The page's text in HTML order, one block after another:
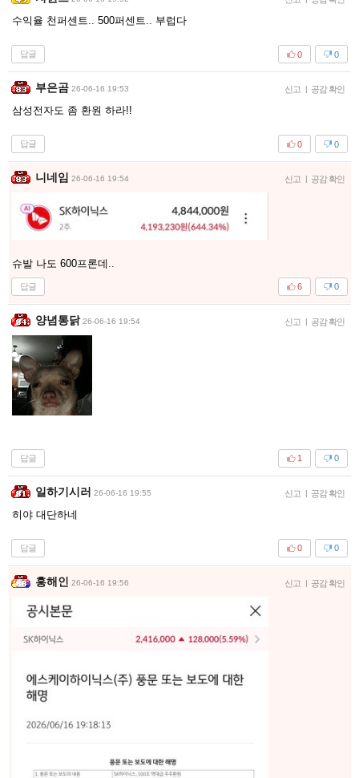
수익율 천퍼센트.. 500퍼센트.. 부럽다
답글 0
0
부은곰 26-06-16 19:53 신고 | 공감 확인
삼성전자도 좀 환원 하라!!
답글 0
0
니네임 26-06-16 19:54 신고 | 공감 확인
슈발 나도 600프론데..
답글 0
6
양념통닭 26-06-16 19:54 신고 | 공감 확인
답글 0
1
일하기시러 26-06-16 19:55 신고 | 공감 확인
히야 대단하네
답글 0
0
홍해인 26-06-16 19:56 신고 | 공감 확인